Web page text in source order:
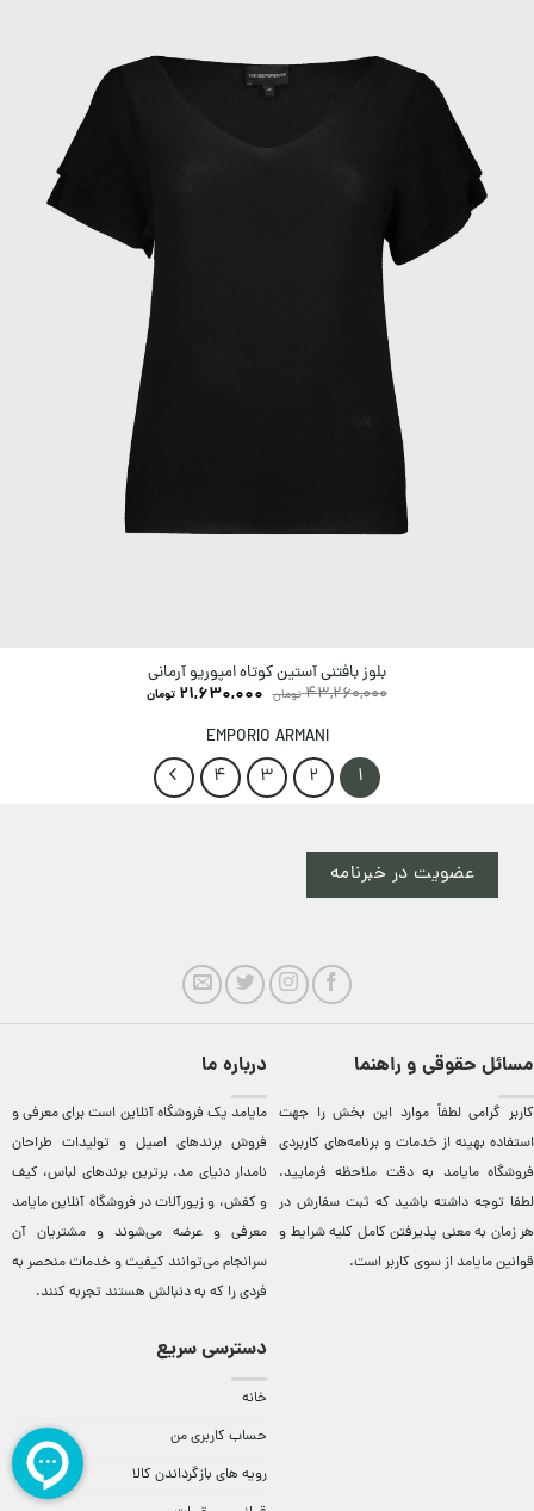
بلوز بافتنی آستین کوتاه امپوریو آرمانی
43,260,000 تومان 21,630,000 تومان
EMPORIO ARMANI
1
2
3
4
عضویت در خبرنامه
مسائل حقوقی و راهنما
کاربر گرامی لطفاً موارد این بخش را جهت
استفاده بهینه از خدمات و برنامه‌‏های کاربردی
فروشگاه مایامد به دقت ملاحظه فرمایید.
لطفا توجه داشته باشید که ثبت سفارش در
هر زمان به معنی پذیرفتن کامل کلیهشرایط و
قوانین مایامداز سوی کاربر است.
درباره ما
مایامد يک فروشگاه آنلاين است برای معرفی و
فروش برندهای اصيل و توليدات طراحان
نامدار دنيای مد. برترين‌ برندهای لباس، کيف
و کفش، و زيورآلات در فروشگاه آنلاين مایامد
معرفی و عرضه می‌شوند و مشتريان آن
سرانجام می‌توانند کيفيت و خدمات منحصر به
فردی را که به دنبالش هستند تجربه کنند.
دسترسی سریع
خانه
حساب کاربری من
رویه های بازگرداندن کالا